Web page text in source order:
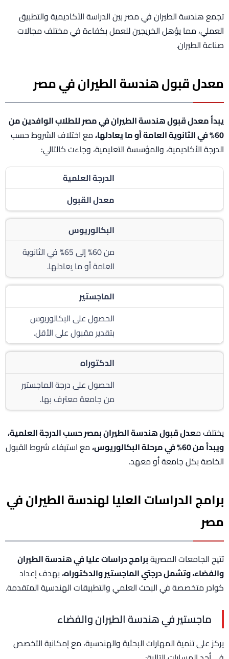
تجمع هندسة الطيران في مصر بين الدراسة الأكاديمية والتطبيق
العملي، مما يؤهل الخريجين للعمل بكفاءة في مختلف مجالات
صناعة الطيران.
معدل قبول هندسة الطيران في مصر
يبدأ معدل قبول هندسة الطيران في مصر للطلاب الوافدين من
60% في الثانوية العامة أو ما يعادلها،
مع اختلاف الشروط حسب
الدرجة الأكاديمية، والمؤسسة التعليمية، وجاءت كالتالي:
الدرجة العلمية
معدل القبول
البكالوريوس
من 60% إلى 65% في الثانوية
العامة أو ما يعادلها.
الماجستير
الحصول على البكالوريوس
بتقدير مقبول على الأقل.
الدكتوراه
الحصول على درجة الماجستير
من جامعة معترف بها.
يختلف معدل قبول هندسة الطيران بمصر حسب الدرجة العلمية،
ويبدأ من 60% في مرحلة البكالوريوس،
مع استيفاء شروط القبول
الخاصة بكل جامعة أو معهد.
برامج الدراسات العليا لهندسة الطيران في
مصر
تتيح الجامعات المصريةبرامج دراسات عليا في هندسة الطيران
والفضاء، وتشمل درجتي الماجستير والدكتوراه،بهدف إعداد
كوادر متخصصة في البحث العلمي والتطبيقات الهندسية المتقدمة.
ماجستير في هندسة الطيران والفضاء
يركز على تنمية المهارات البحثية والهندسية، مع إمكانية التخصص